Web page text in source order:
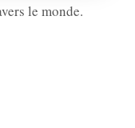
le monde.